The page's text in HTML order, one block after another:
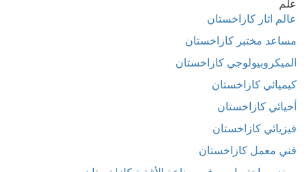
عالم اثار كازاخستان
مساعد مختبر كازاخستان
الميكروبيولوجي كازاخستان
كيميائي كازاخستان
أحيائي كازاخستان
فيزيائي كازاخستان
فني معمل كازاخستان